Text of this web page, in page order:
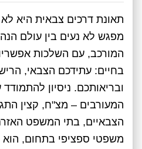
תאונת דרכים צבאית היא
מפגש לא נעים בין עולם
המורכב, עם השלכות
בחיים: עתידכם הצבאי,
ובריאותכם. ניסיון
המעורבים – מצ"ח, קצין
הצבאיים, בתי המשפט
משפטי ספציפי בתחום,